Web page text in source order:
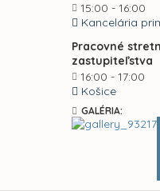
15:00 - 16:00
Kancelária
Pracovné
zastupiteľstva
16:00 - 17:00
Košice
GALÉRIA: